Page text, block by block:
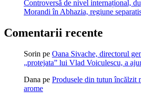
Controversă de nivel internațional,
Morandi în Abhazia, regiune
Comentarii recente
Sorin pe Oana Sivache, directorul
„protejata” lui Vlad Voiculescu, a
Dana pe Produsele din tutun încălzit
arome